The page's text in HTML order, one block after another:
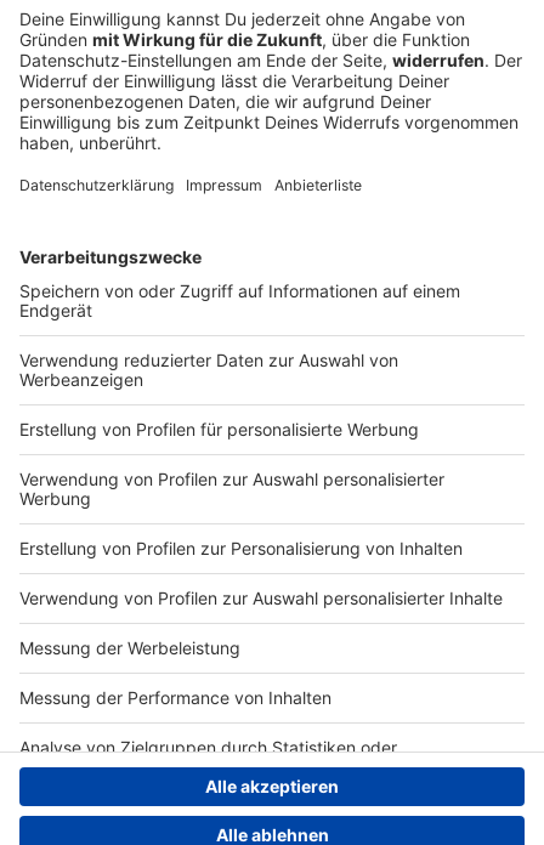
Nutzungsbedingungen
Das Band-ABC
Jobs
Presse
Archiv
Geschäfts­bedingungen
ANTENNE BAYERN GROUP
Grounding Page ROCK
ANTENNE
Kontakt
Studio-Hotline
Datenschutz­erklärung
Cookie- und Drittanbieter-
einstellungen
Persönliche Datenkontrolle
Region wechseln